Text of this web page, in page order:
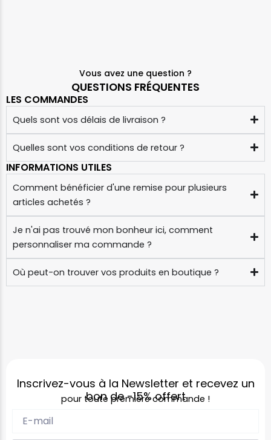
Vous avez une question ?
QUESTIONS FRÉQUENTES
LES COMMANDES
Quels sont vos délais de livraison ?
Quelles sont vos conditions de retour ?
INFORMATIONS UTILES
Comment bénéficier d'une remise pour plusieurs
articles achetés ?
Je n'ai pas trouvé mon bonheur ici, comment
personnaliser ma commande ?
Où peut-on trouver vos produits en boutique ?
Inscrivez-vous à la Newsletter et recevez un
bon de -15% offert
pour toute première commande !